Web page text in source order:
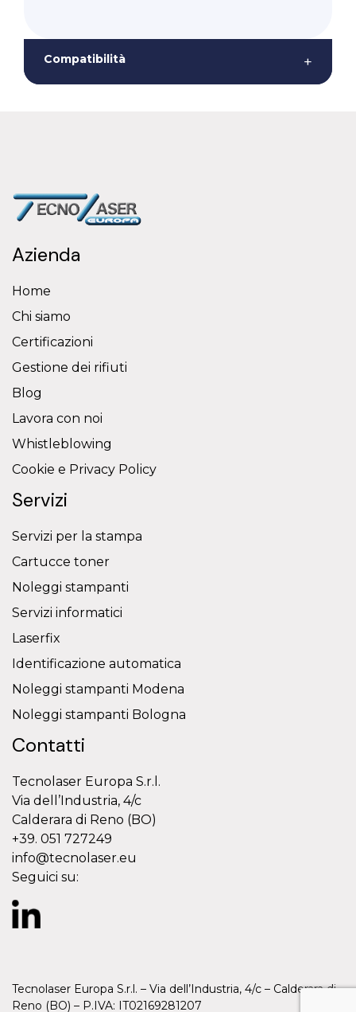
Compatibilità +
Azienda
Home
Chi siamo
Certificazioni
Gestione dei rifiuti
Blog
Lavora con noi
Whistleblowing
Cookie e Privacy Policy
Servizi
Servizi per la stampa
Cartucce toner
Noleggi stampanti
Servizi informatici
Laserfix
Identificazione automatica
Noleggi stampanti Modena
Noleggi stampanti Bologna
Contatti
Tecnolaser Europa S.r.l.
Via dell’Industria, 4/c
Calderara di Reno (BO)
+39. 051 727249
info@tecnolaser.eu
Seguici su:
Tecnolaser Europa S.r.l. – Via dell’Industria, 4/c – Calderara di
Reno (BO) – P.IVA: IT02169281207